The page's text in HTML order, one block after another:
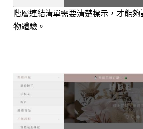
階層連結清單需要清楚標示，才能
物體驗。